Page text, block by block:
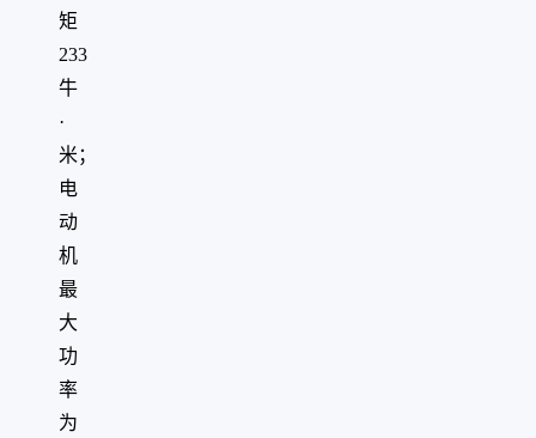
矩
233
牛
·
米；
电
动
机
最
大
功
率
为